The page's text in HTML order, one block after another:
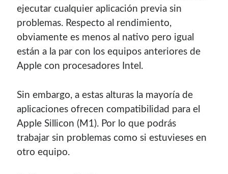
monetizar tu página.
Enlaces de mi sitio viejo
¿Buscas las secciones de mi antiguo sitio?
ejecutar cualquier aplicación previa sin
problemas. Respecto al rendimiento,
obviamente es menos al nativo pero igual
están a la par con los equipos anteriores de
Apple con procesadores Intel.
Sin embargo, a estas alturas la mayoría de
aplicaciones ofrecen compatibilidad para el
Apple Sillicon (M1). Por lo que podrás
trabajar sin problemas como si estuvieses en
otro equipo.